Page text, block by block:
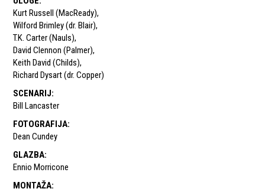
Kurt Russell (MacReady),
Wilford Brimley (dr. Blair),
T.K. Carter (Nauls),
David Clennon (Palmer),
Keith David (Childs),
Richard Dysart (dr. Copper)
SCENARIJ:
Bill Lancaster
FOTOGRAFIJA:
Dean Cundey
GLAZBA:
Ennio Morricone
MONTAŽA: